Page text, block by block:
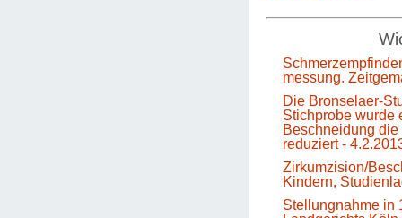
messung.
Die Bronselaer-
Stichprobe wurde
Beschneidung
reduziert -
Zirkumzision/
Kindern,
Stellungnahme in